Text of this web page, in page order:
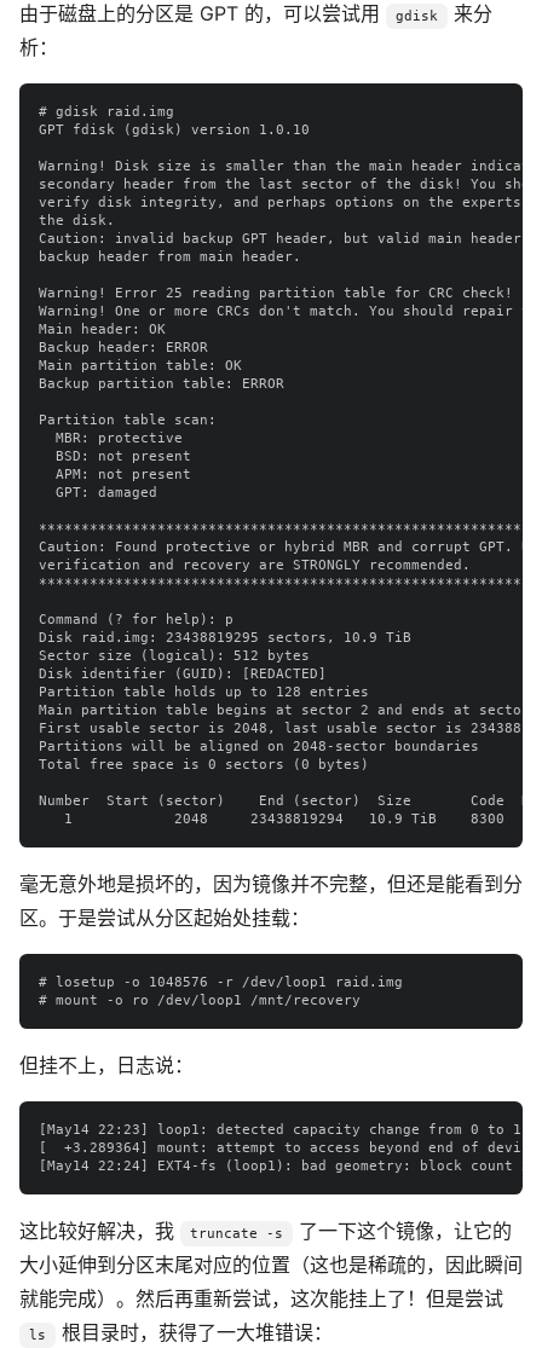
由于磁盘上的分区是 GPT 的，可以尝试用 gdisk
来分
析：
# gdisk raid.img
GPT fdisk (gdisk) version 1.0.10
Warning! Disk size is smaller than the main header
secondary header from the last sector of the disk! You
verify disk integrity, and perhaps options on the experts'
the disk.
Caution: invalid backup GPT header, but valid main header;
backup header from main header.
Warning! Error 25 reading partition table for CRC check!
Warning! One or more CRCs don't match. You should repair
Main header: OK
Backup header: ERROR
Main partition table: OK
Backup partition table: ERROR
Partition table scan:
  MBR: protective
  BSD: not present
  APM: not present
  GPT: damaged
Caution: Found protective or hybrid MBR and corrupt GPT.
verification and recovery are STRONGLY recommended.
Command (? for help): p
Disk raid.img: 23438819295 sectors, 10.9 TiB
Sector size (logical): 512 bytes
Disk identifier (GUID): [REDACTED]
Partition table holds up to 128 entries
Main partition table begins at sector 2 and ends at sector
First usable sector is 2048, last usable sector is
Partitions will be aligned on 2048-sector boundaries
Total free space is 0 sectors (0 bytes)
Number  Start (sector)    End (sector)  Size       Code
毫无意外地是损坏的，因为镜像并不完整，但还是能看到分
区。于是尝试从分区起始处挂载：
# losetup -o 1048576 -r /dev/loop1 raid.img
但挂不上，日志说：
[May14 22:23] loop1: detected capacity change from 0 to
[  +3.289364] mount: attempt to access beyond end of device
这比较好解决，我 truncate -s
了一下这个镜像，让它的
大小延伸到分区末尾对应的位置（这也是稀疏的，因此瞬间
就能完成）。然后再重新尝试，这次能挂上了！但是尝试
ls 根目录时，获得了一大堆错误：